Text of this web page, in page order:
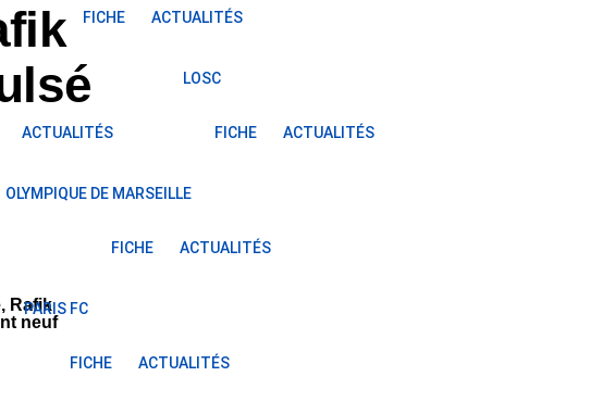
FICHE ACTUALITÉS
ACTUALITÉS
LOSC
FICHE ACTUALITÉS
OLYMPIQUE DE MARSEILLE
FICHE ACTUALITÉS
PARIS FC
FICHE ACTUALITÉS
Rafik
neuf